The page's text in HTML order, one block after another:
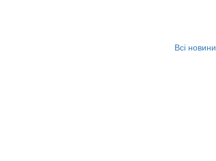
Всі новини